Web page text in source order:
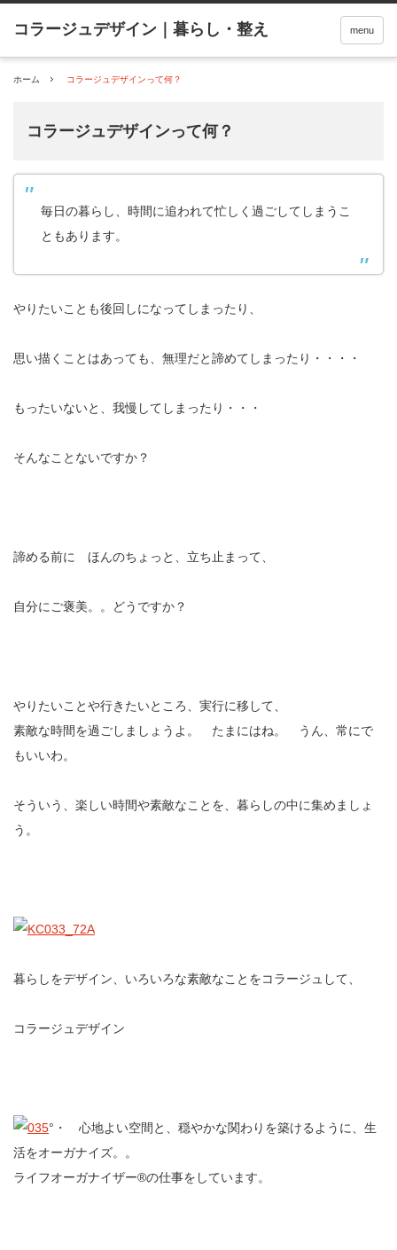
menu
ホーム コラージュデザインって何？
コラージュデザインって何？
毎日の暮らし、時間に追われて忙しく過ごしてしまうこ
ともあります。
やりたいことも後回しになってしまったり、
思い描くことはあっても、無理だと諦めてしまったり・・・・
もったいないと、我慢してしまったり・・・
そんなことないですか？
諦める前に ほんのちょっと、立ち止まって、
自分にご褒美。。どうですか？
やりたいことや行きたいところ、実行に移して、
素敵な時間を過ごしましょうよ。 たまにはね。 うん、常にで
もいいわ。
そういう、楽しい時間や素敵なことを、暮らしの中に集めましょ
う。
暮らしをデザイン、いろいろな素敵なことをコラージュして、
コラージュデザイン
°・ 心地よい空間と、穏やかな関わりを築けるように、生
活をオーガナイズ。。
ライフオーガナイザー®の仕事をしています。